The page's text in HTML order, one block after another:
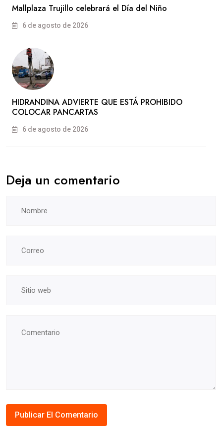
Mallplaza Trujillo celebrará el Día del Niño
6 de agosto de 2026
HIDRANDINA ADVIERTE QUE ESTÁ PROHIBIDO
COLOCAR PANCARTAS
6 de agosto de 2026
Deja un comentario